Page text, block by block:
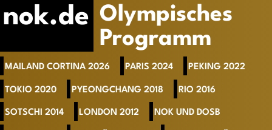
nok.de Olympisches
Programm
MAILAND CORTINA 2026 PARIS 2024 PEKING 2022
TOKIO 2020 PYEONGCHANG 2018 RIO 2016
SOTSCHI 2014 LONDON 2012 NOK UND DOSB